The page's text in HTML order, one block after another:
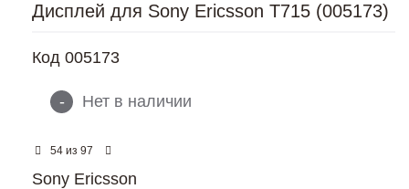
Дисплей для Sony Ericsson T715 (005173)
Код 005173
- Нет в наличии
54 из 97
Sony Ericsson